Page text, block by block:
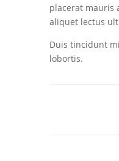
placerat mauris
aliquet lectus
Duis tincidunt
lobortis.